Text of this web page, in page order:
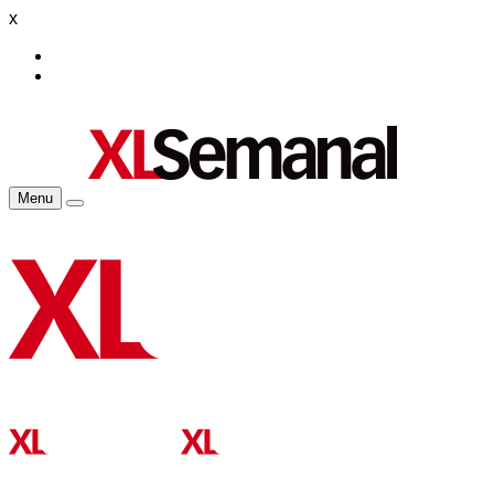
x
Menu